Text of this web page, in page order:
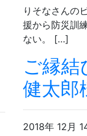
りそなさんの
援から防災訓
ない。 […]
ご縁
健太郎
2018年 12月